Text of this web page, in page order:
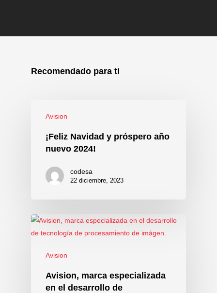
Recomendado para ti
Avision
¡Feliz Navidad y próspero año
nuevo 2024!
codesa
22 diciembre, 2023
Avision
Avision, marca especializada
en el desarrollo de